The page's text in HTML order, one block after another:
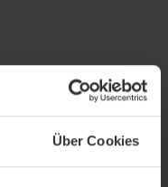
Über Cookies